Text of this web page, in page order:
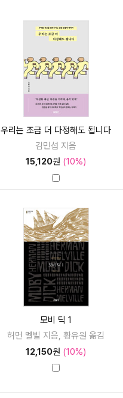
우리는 조금 더 다정해도 됩니다
김민섭 지음
15,120원 (10%)
모비 딕 1
허먼 멜빌 지음, 황유원 옮김
12,150원 (10%)